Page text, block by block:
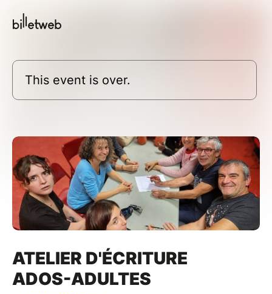
This event is over.
ATELIER D'ÉCRITURE
ADOS-ADULTES